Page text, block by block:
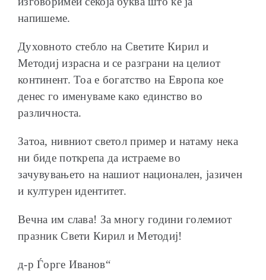
напишеме.
Духовното стебло на Светите Кирил и
Методиј израсна и се разграни на целиот
континент. Тоа е богатство на Европа кое
денес го именуваме како единство во
различноста.
Затоа, нивниот светол пример и натаму нека
ни биде поткрепа да истраеме во
зачувувањето на нашиот национален, јазичен
и културен идентитет.
Вечна им слава! За многу години големиот
празник Свети Кирил и Методиј!
д-р Ѓорге Иванов“